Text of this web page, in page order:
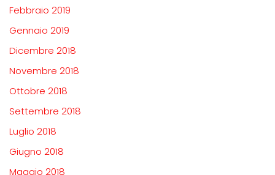
Febbraio 2019
Gennaio 2019
Dicembre 2018
Novembre 2018
Ottobre 2018
Settembre 2018
Luglio 2018
Giugno 2018
Maggio 2018